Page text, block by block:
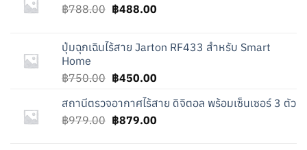
฿788.00 Original
฿788.00.
฿488.00Current
฿488.00.
ปุ่มฉุกเฉินไร้สาย Jarton RF433 สำหรับ Smart
Home
฿750.00 Original
was:
฿750.00.
฿450.00Current
is:
฿450.00.
สถานีตรวจอากาศไร้สาย ดิจิตอล พร้อมเซ็นเซอร์ 3 ตัว
฿979.00 Original
฿879.00Current